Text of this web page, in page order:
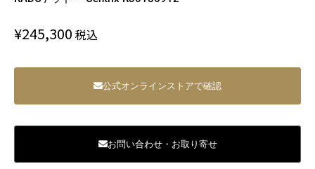
¥245,300 税込
公式オンラインストアで確認
お問い合わせ・お取り寄せ